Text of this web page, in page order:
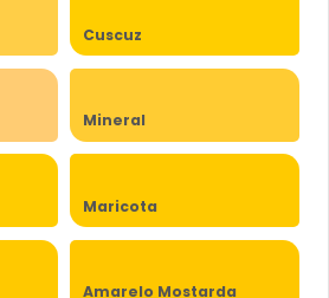
Cuscuz
Mineral
Maricota
Amarelo Mostarda